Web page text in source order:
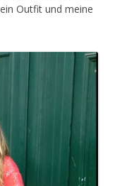
Outfit und meine